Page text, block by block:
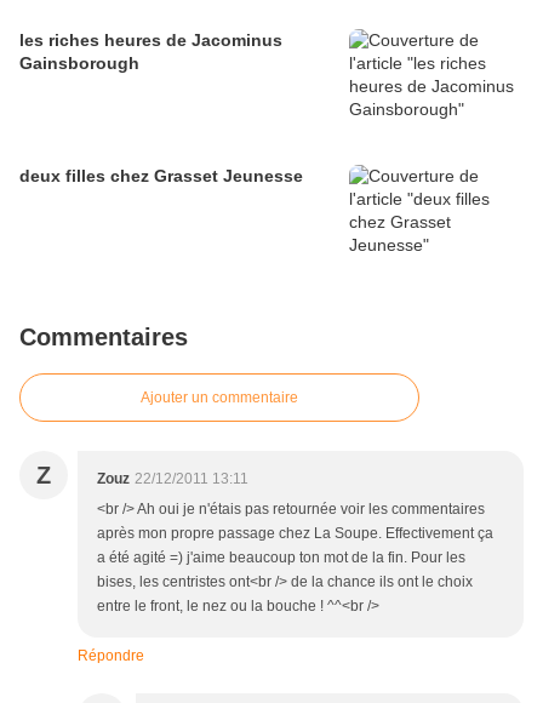
les riches heures de Jacominus
Gainsborough
deux filles chez Grasset Jeunesse
Commentaires
Ajouter un commentaire
Z Zouz 22/12/2011 13:11
<br /> Ah oui je n'étais pas retournée voir les commentaires
après mon propre passage chez La Soupe. Effectivement ça
a été agité =) j'aime beaucoup ton mot de la fin. Pour les
bises, les centristes ont<br /> de la chance ils ont le choix
entre le front, le nez ou la bouche ! ^^<br />
Répondre